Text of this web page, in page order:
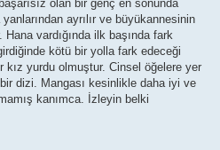
olan bir genç en sonunda
ayrılır ve büyükannesinin
vardığında ilk başında fark
kötü bir yolla fark edeceği
kız yurdu olmuştur. Cinsel öğelere yer
dizi. Mangası kesinlikle daha iyi ve
kanımca. İzleyin belki